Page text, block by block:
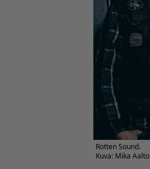
Rotten Sound.
Kuva: Mika Aalto